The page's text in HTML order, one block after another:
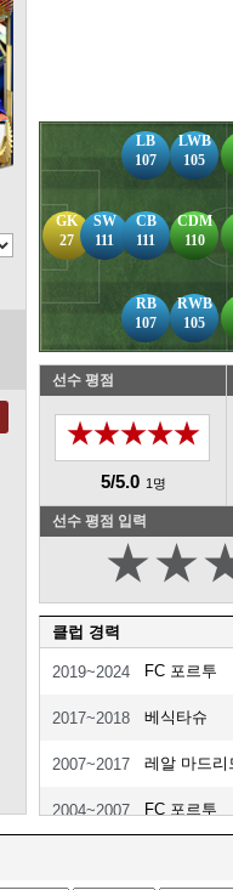
GK
27
SW
111
RWB
105
RB
107
CB
111
LB
107
LWB
105
CDM
110
선수 평점
★★★★★
5/5.0 1명
선수 평점 입력
★★
클럽 경력
2019~2024 FC 포르투
2017~2018 베식타슈
2007~2017 레알 마드리
2004~2007 FC 포르투